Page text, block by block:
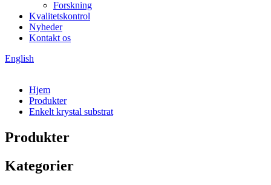
Forskning
Kvalitetskontrol
Nyheder
Kontakt os
English
Hjem
Produkter
Enkelt krystal substrat
Produkter
Kategorier